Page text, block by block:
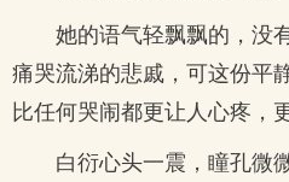
她的语气轻飘飘的，没
痛哭流涕的悲戚，可这份平
比任何哭闹都更让人心疼，
白衍心头一震，瞳孔微